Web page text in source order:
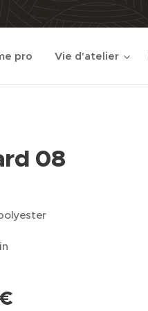
pro Vie d'atelier
08
€